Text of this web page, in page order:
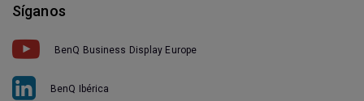
Síganos
BenQ Business Display Europe
BenQ Ibérica